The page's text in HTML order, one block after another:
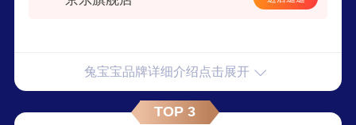
兔宝宝品牌详细介绍点击展开
TOP 3